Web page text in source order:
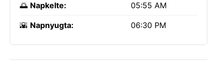
🌅 Napkelte: 05:55 AM
🌇 Napnyugta: 06:30 PM